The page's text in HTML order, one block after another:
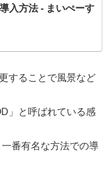
入方法 - まいぺーす
することで風景など
」と呼ばれている感
番有名な方法での導